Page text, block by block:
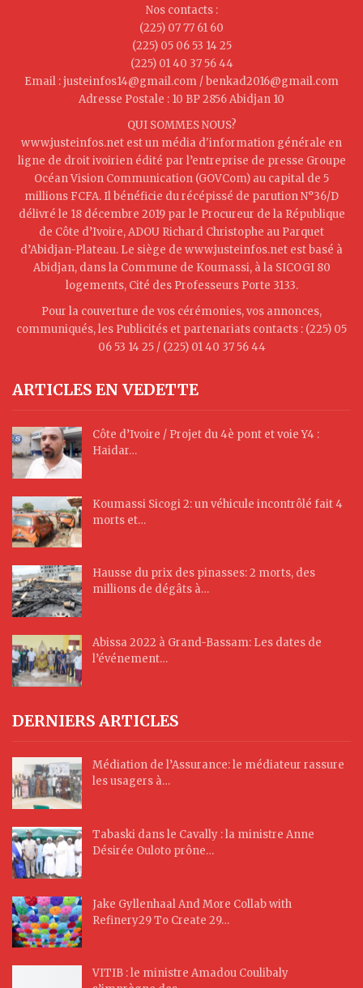
Nos contacts :
(225) 07 77 61 60
(225) 05 06 53 14 25
(225) 01 40 37 56 44
Email : justeinfos14@gmail.com / benkad2016@gmail.com
Adresse Postale : 10 BP 2856 Abidjan 10
QUI SOMMES NOUS?
www.justeinfos.net est un média d'information générale en
ligne de droit ivoirien édité par l’entreprise de presse Groupe
Océan Vision Communication (GOVCom) au capital de 5
millions FCFA. Il bénéficie du récépissé de parution N°36/D
délivré le 18 décembre 2019 par le Procureur de la République
de Côte d’Ivoire, ADOU Richard Christophe au Parquet
d’Abidjan-Plateau. Le siège de www.justeinfos.net est basé à
Abidjan, dans la Commune de Koumassi, à la SICOGI 80
logements, Cité des Professeurs Porte 3133.
Pour la couverture de vos cérémonies, vos annonces,
communiqués, les Publicités et partenariats contacts : (225) 05
06 53 14 25 / (225) 01 40 37 56 44
ARTICLES EN VEDETTE
Côte d’Ivoire / Projet du 4è pont et voie Y4 :
Haidar…
Koumassi Sicogi 2: un véhicule incontrôlé fait 4
morts et…
Hausse du prix des pinasses: 2 morts, des
millions de dégâts à…
Abissa 2022 à Grand-Bassam: Les dates de
l’événement…
DERNIERS ARTICLES
Médiation de l’Assurance: le médiateur rassure
les usagers à…
Tabaski dans le Cavally : la ministre Anne
Désirée Ouloto prône…
Jake Gyllenhaal And More Collab with
Refinery29 To Create 29…
VITIB : le ministre Amadou Coulibaly